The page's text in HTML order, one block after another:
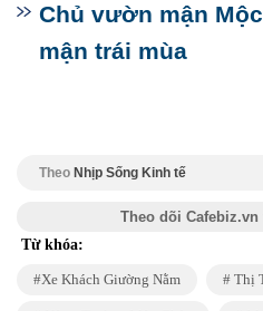
Chủ vườn mận
mận trái mùa
Theo Nhịp Sống Kinh tế
Theo dõi Cafebiz.vn
Từ khóa:
Xe Khách Giường Nằm Thị